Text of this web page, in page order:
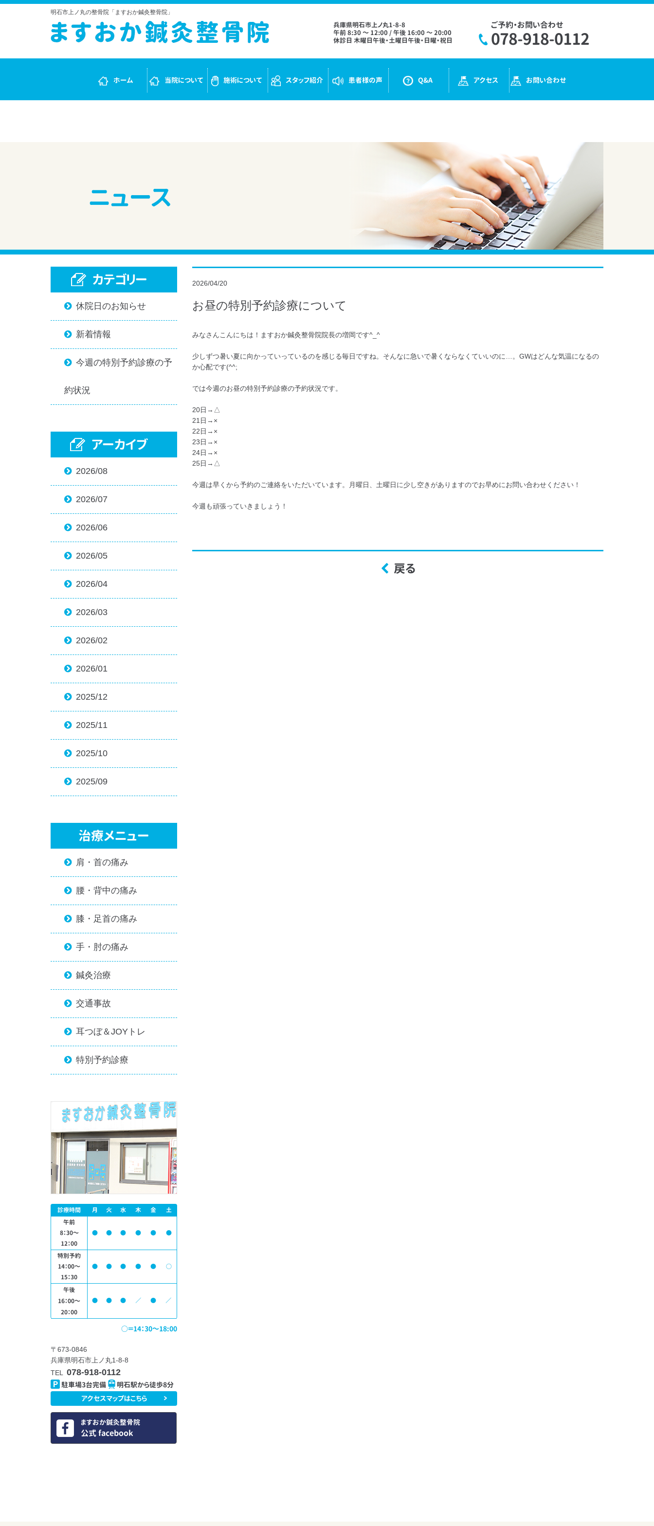
明石市上ノ丸の整骨院「ますおか鍼灸整骨院」
兵庫県明石市上ノ丸1-8-8
午前 8:30 ～ 12:00 / 午後 16:00 ～ 20:00
休診日 木曜日午後・土曜日午後・日曜・祝日
ご予約・お問い合わせ
078-918-0112
ホーム 当院について 施術について スタッフ紹介 患者様の声 Q&A アクセス お問い合わせ
ニュース
2026/04/20
お昼の特別予約診療について
みなさんこんにちは！ますおか鍼灸整骨院院長の増岡です^_^
少しずつ暑い夏に向かっていっているのを感じる毎日ですね。そんなに急いで暑くならなくていいのに…。GWはどんな気温になるの
か心配です(^^;
では今週のお昼の特別予約診療の予約状況です。
20日→△
21日→×
22日→×
23日→×
24日→×
25日→△
今週は早くから予約のご連絡をいただいています。月曜日、土曜日に少し空きがありますのでお早めにお問い合わせください！
今週も頑張っていきましょう！
 戻る
カテゴリー
 休院日のお知らせ
 新着情報
 今週の特別予約診療の予
約状況
アーカイブ
 2026/08
 2026/07
 2026/06
 2026/05
 2026/04
 2026/03
 2026/02
 2026/01
 2025/12
 2025/11
 2025/10
 2025/09
治療メニュー
 肩・首の痛み
 腰・背中の痛み
 膝・足首の痛み
 手・肘の痛み
 鍼灸治療
 交通事故
 耳つぼ＆JOYトレ
 特別予約診療
診療時間 月 火 水 木 金
土
午前
8：30～
12：00
● ● ● ● ● ●
特別予約
14：00～
15：30
● ● ● ● ● ○
午後
16：00～
20：00
● ● ● ／ ● ／
○＝14：30～18:00
〒673-0846
兵庫県明石市上ノ丸1-8-8
TEL
078-918-0112
駐車場3台完備
明石駅から徒歩8分
アクセスマップはこちら
ますおか鍼灸整骨院
公式 facebook